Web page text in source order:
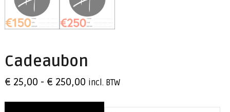
Cadeaubon
€25,00 - €250,00Prijsklasse:
€ 25,00
incl. BTW